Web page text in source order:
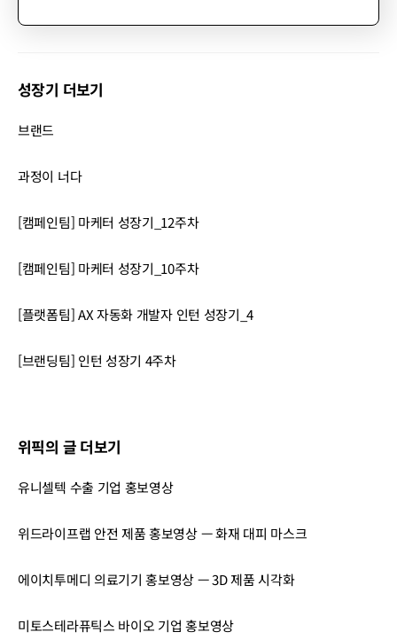
위픽의 글 더보기
유니셀텍 수출 기업 홍보영상
위드라이프랩 안전 제품 홍보영상 — 화재 대피 마스크
에이치투메디 의료기기 홍보영상 — 3D 제품 시각화
미토스테라퓨틱스 바이오 기업 홍보영상
성장기 더보기
브랜드
과정이 너다
[캠페인팀] 마케터 성장기_12주차
[캠페인팀] 마케터 성장기_10주차
[플랫폼팀] AX 자동화 개발자 인턴 성장기_4
[브랜딩팀] 인턴 성장기 4주차